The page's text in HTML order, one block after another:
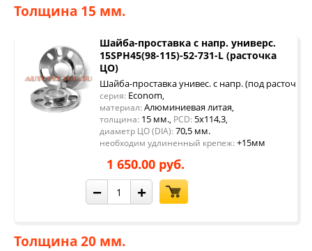
Толщина 15 мм.
Шайба-проставка с напр. универс.
15SPH45(98-115)-52-731-L (расточка
ЦО)
Шайба-проставка унивес. с напр. (под расточку
серия: Econom,
материал: Алюминиевая литая,
толщина: 15 мм., PCD: 5x114,3,
диаметр ЦО (DIA): 70,5 мм.
необходим удлиненный крепеж: +15мм
1 650.00 руб.
− +
Толщина 20 мм.